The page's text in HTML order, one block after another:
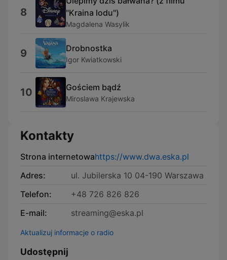
8
"Kraina lodu")
Magdalena Wasylik
9 Drobnostka
Igor Kwiatkowski
10 Gościem bądź
Miroslawa Krajewska
Kontakty
Strona internetowahttps://www.dwa.eska.pl
Adres:
ul. Jubilerska 10 04-190 Warszawa
Telefon:
+48 726 826 826
E-mail:
streaming@eska.pl
Aktualizuj informacje o radio
Udostępnij